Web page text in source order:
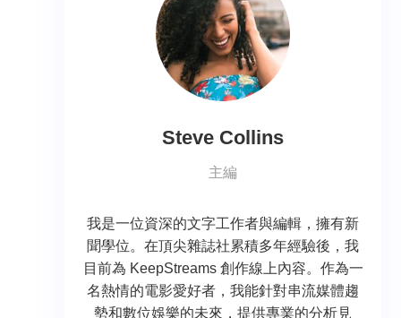
Steve Collins
主編
我是一位資深的文字工作者與編輯，擁有新
聞學位。在頂尖雜誌社累積多年經驗後，我
目前為 KeepStreams 創作線上內容。作為一
名熱情的電影愛好者，我能針對串流媒體趨
勢和數位娛樂的未來，提供專業的分析見